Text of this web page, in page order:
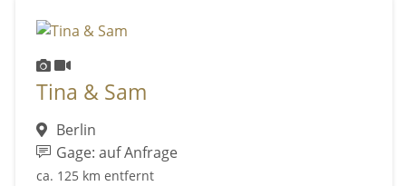
Tina & Sam
Berlin
Gage: auf Anfrage
ca. 125 km entfernt